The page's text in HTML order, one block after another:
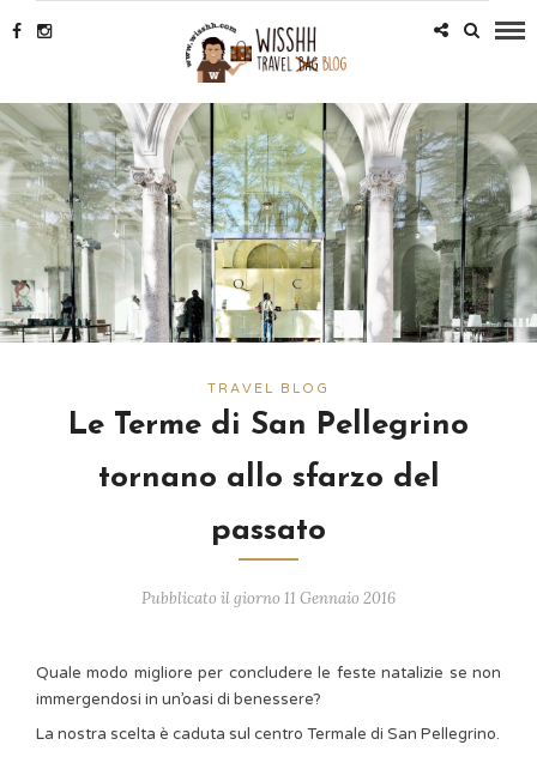
TRAVEL BLOG
Le Terme di San Pellegrino
tornano allo sfarzo del
passato
Pubblicato il giorno 11 Gennaio 2016
Quale modo migliore per concludere le feste natalizie se non
immergendosi in un’oasi di benessere?
La nostra scelta è caduta sul centro Termale di San Pellegrino.